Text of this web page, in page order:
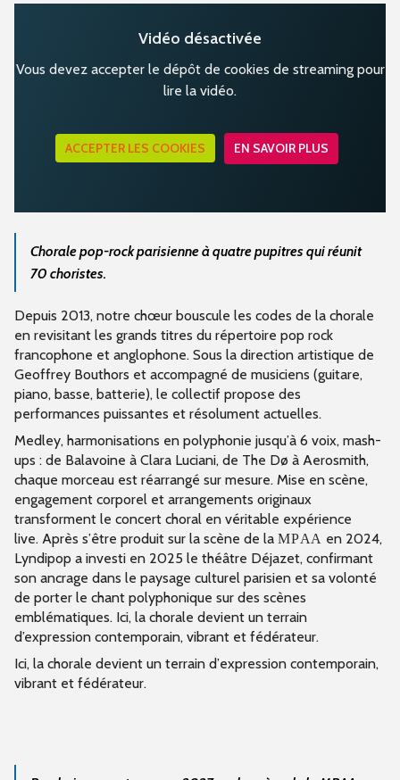
Vidéo désactivée
Vous devez accepter le dépôt de cookies de streaming pour
lire la vidéo.
ACCEPTER LES COOKIES EN SAVOIR PLUS
Chorale pop-rock parisienne à quatre pupitres qui réunit
70 choristes.
Depuis 2013, notre chœur bouscule les codes de la chorale
en revisitant les grands titres du répertoire pop rock
francophone et anglophone. Sous la direction artistique de
Geoffrey Bouthors et accompagné de musiciens (guitare,
piano, basse, batterie), le collectif propose des
performances puissantes et résolument actuelles.
Medley, harmonisations en polyphonie jusqu’à 6 voix, mash-
ups : de Balavoine à Clara Luciani, de The Dø à Aerosmith,
chaque morceau est réarrangé sur mesure. Mise en scène,
engagement corporel et arrangements originaux
transforment le concert choral en véritable expérience
live. Après s’être produit sur la scène de la MPAA en 2024,
Lyndipop a investi en 2025 le théâtre Déjazet, confirmant
son ancrage dans le paysage culturel parisien et sa volonté
de porter le chant polyphonique sur des scènes
emblématiques. Ici, la chorale devient un terrain
d’expression contemporain, vibrant et fédérateur.
Ici, la chorale devient un terrain d’expression contemporain,
vibrant et fédérateur.